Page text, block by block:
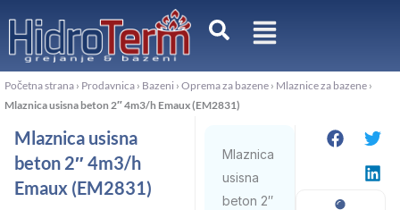
sadržaj
Početna strana › Prodavnica › Bazeni › Oprema za bazene › Mlaznice za bazene ›
Mlaznica usisna beton 2″ 4m3/h Emaux (EM2831)
Mlaznica usisna
beton 2″ 4m3/h
Emaux (EM2831)
Mlaznica
usisna
beton 2″